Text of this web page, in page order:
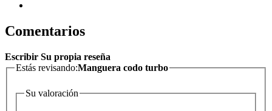
Comentarios
Escribir Su propia reseña
Estás revisando:Manguera codo turbo
Su valoración